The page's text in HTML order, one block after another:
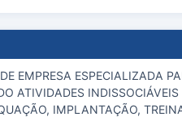
EMPRESA ESPECIALIZADA
ATIVIDADES
IMPLANTAÇÃO,